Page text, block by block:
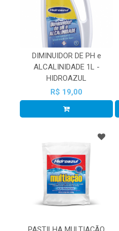
DIMINUIDOR DE PH e
ALCALINIDADE 1L -
HIDROAZUL
R$ 19,00